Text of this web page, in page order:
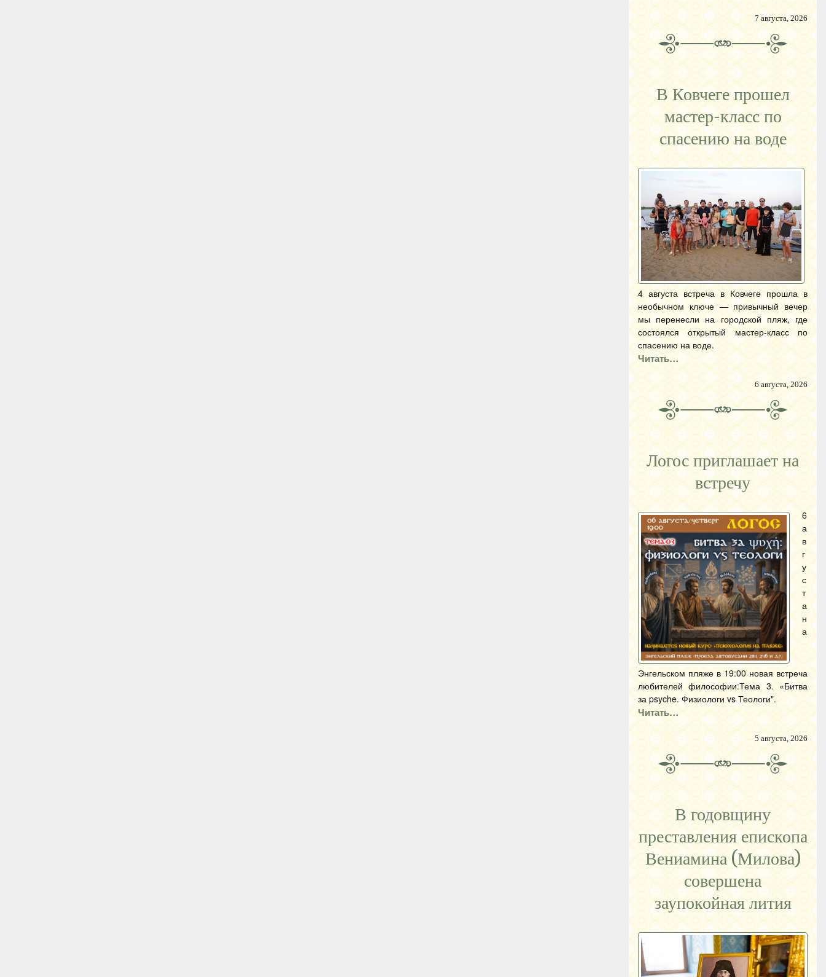
7 августа, 2026
В Ковчеге прошел
мастер-класс по
спасению на воде
4 августа встреча в Ковчеге прошла в
необычном ключе — привычный вечер
мы перенесли на городской пляж, где
состоялся открытый мастер-класс по
спасению на воде.
Читать…
6 августа, 2026
Логос приглашает на
встречу
6
а
в
г
у
с
т
а
н
а
Энгельском пляже в 19:00 новая встреча
любителей философии:Тема 3. «Битва
за psyche. Физиологи vs Теологи".
Читать…
5 августа, 2026
В годовщину
преставления епископа
Вениамина (Милова)
совершена
заупокойная лития